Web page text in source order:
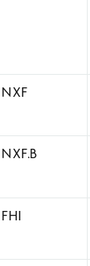
NXF
NXF.B
FHI